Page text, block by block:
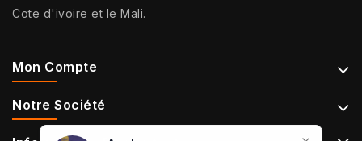
Cote d'ivoire et le Mali.
Mon Compte
Notre Société